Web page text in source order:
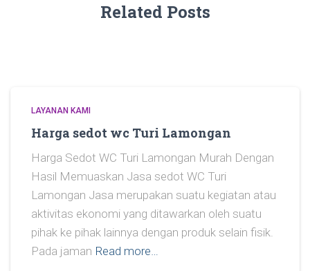
Related Posts
LAYANAN KAMI
Harga sedot wc Turi Lamongan
Harga Sedot WC Turi Lamongan Murah Dengan
Hasil Memuaskan Jasa sedot WC Turi
Lamongan Jasa merupakan suatu kegiatan atau
aktivitas ekonomi yang ditawarkan oleh suatu
pihak ke pihak lainnya dengan produk selain fisik.
Pada jaman Read more…